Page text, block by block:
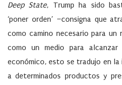
Deep State, Trump ha sido
‘poner orden’ –consigna que
como camino necesario para un
como un medio para
económico, esto se tradujo en la
a determinados productos y